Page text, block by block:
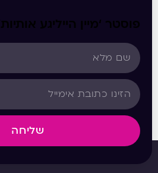
פוסטר ‘מיין הייליגע
שליחה